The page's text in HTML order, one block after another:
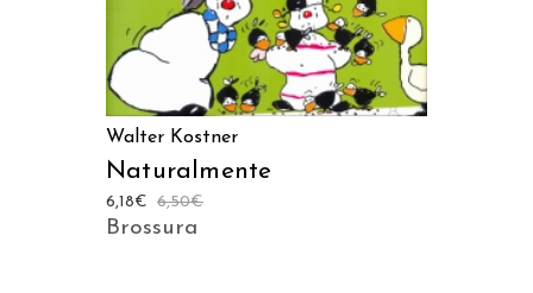
AGGIUNGI AL CARRELLO
Walter Kostner
Naturalmente
6,50€
6,18€
Brossura